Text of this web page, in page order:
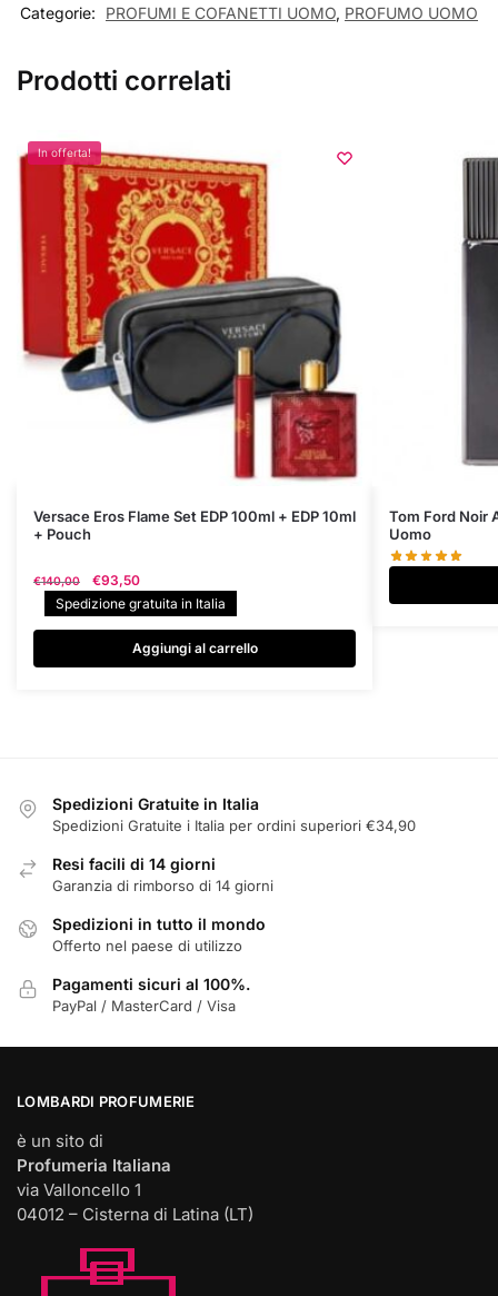
Categorie:
PROFUMI E COFANETTI UOMO, PROFUMO UOMO
Prodotti correlati
In offerta!
Versace Eros Flame Set EDP 100ml + EDP 10ml
+ Pouch
€140,00
Il
prezzo
originale
€140,00.
€93,50
prezzo
attuale
è:
€93,50.
Spedizione gratuita in Italia
Aggiungi al carrello
Tom Ford Noir
Uomo
Spedizioni Gratuite in Italia
Spedizioni Gratuite i Italia per ordini superiori €34,90
Resi facili di 14 giorni
Garanzia di rimborso di 14 giorni
Spedizioni in tutto il mondo
Offerto nel paese di utilizzo
Pagamenti sicuri al 100%.
PayPal / MasterCard / Visa
LOMBARDI PROFUMERIE
è un sito di
Profumeria Italiana
via Valloncello 1
04012 – Cisterna di Latina (LT)